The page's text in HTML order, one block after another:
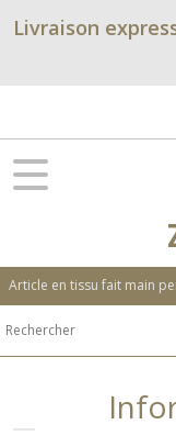
Livraison
Article en tissu fait main